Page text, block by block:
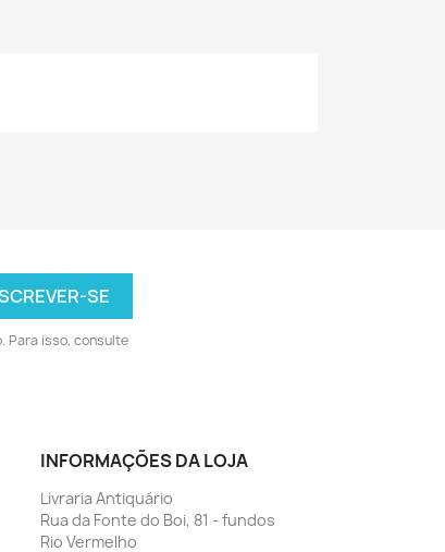
Para isso, consulte
INFORMAÇÕES DA LOJA
Livraria Antiquário
Rua da Fonte do Boi, 81 - fundos
Rio Vermelho